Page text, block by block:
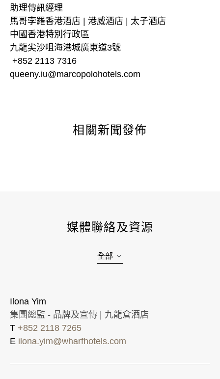
助理傳訊經理
馬哥孛羅香港酒店 | 港威酒店 | 太子酒店
中國香港特別行政區
九龍尖沙咀海港城廣東道3號
+852 2113 7316
queeny.iu@marcopolohotels.com
相關新聞發佈
媒體聯絡及資源
全部
Ilona Yim
集團總監 - 品牌及宣傳 | 九龍倉酒店
T +852 2118 7265
E ilona.yim@wharfhotels.com